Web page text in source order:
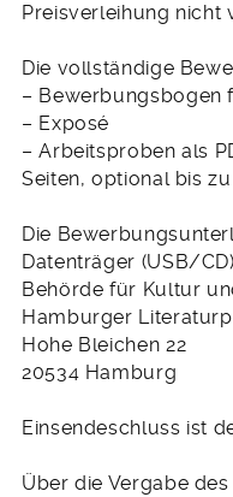
Preisverleihung nicht
Die vollständige
– Bewerbungsbogen
– Exposé
– Arbeitsproben als
Seiten, optional bis
Die
Datenträger (USB/
Behörde für Kultur
Hamburger
Hohe Bleichen 22
20534 Hamburg
Einsendeschluss ist
Über die Vergabe